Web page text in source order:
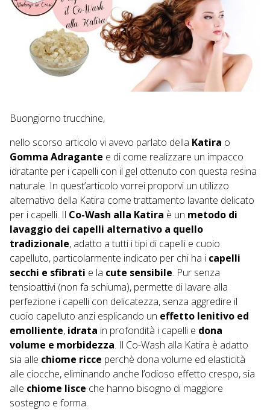
Buongiorno trucchine,
nello scorso articolo vi avevo parlato della Katira o
Gomma Adragante e di come realizzare un impacco
idratante per i capelli con il gel ottenuto con questa resina
naturale. In quest’articolo vorrei proporvi un utilizzo
alternativo della Katira come trattamento lavante delicato
per i capelli. Il Co-Wash alla Katira è un metodo di
lavaggio dei capelli alternativo a quello
tradizionale, adatto a tutti i tipi di capelli e cuoio
capelluto, particolarmente indicato per chi ha i capelli
secchi e sfibrati e la cute sensibile. Pur senza
tensioattivi (non fa schiuma), permette di lavare alla
perfezione i capelli con delicatezza, senza aggredire il
cuoio capelluto anzi esplicando un effetto lenitivo ed
emolliente, idrata in profondità i capelli e dona
volume e morbidezza. Il Co-Wash alla Katira è adatto
sia alle chiome ricce perchè dona volume ed elasticità
alle ciocche, eliminando anche l’odioso effetto crespo, sia
alle chiome lisce che hanno bisogno di maggiore
sostegno e forma.